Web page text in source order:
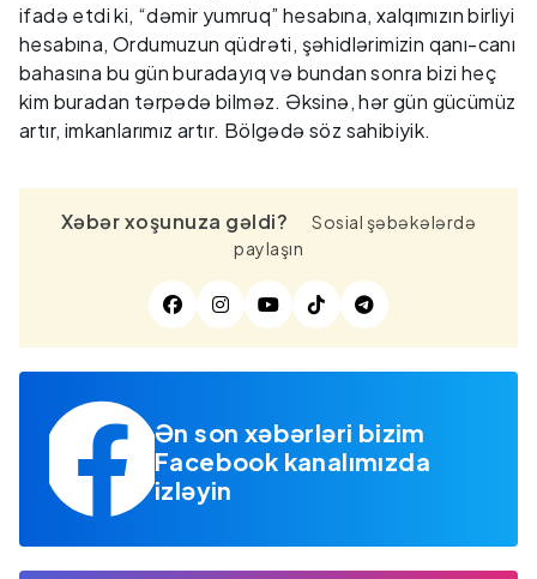
ifadə etdi ki, “dəmir yumruq” hesabına, xalqımızın birliyi
hesabına, Ordumuzun qüdrəti, şəhidlərimizin qanı-canı
bahasına bu gün buradayıq və bundan sonra bizi heç
kim buradan tərpədə bilməz. Əksinə, hər gün gücümüz
artır, imkanlarımız artır. Bölgədə söz sahibiyik.
Xəbər xoşunuza gəldi?
Sosial şəbəkələrdə
paylaşın
Ən son xəbərləri bizim
Facebook kanalımızda
izləyin